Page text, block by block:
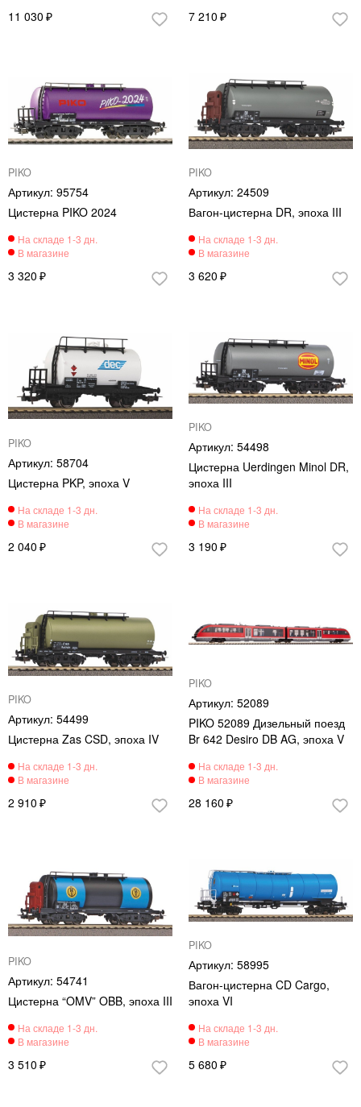
11 030 7 210
PIKO
95754
Цистерна PIKO 2024
3 320
PIKO
24509
Вагон-цистерна DR, эпоха III
3 620
PIKO
58704
Цистерна PKP, эпоха V
2 040
PIKO
54498
Цистерна Uerdingen Minol DR,
эпоха III
3 190
PIKO
54499
Цистерна Zas CSD, эпоха IV
2 910
PIKO
52089
PIKO 52089 Дизельный поезд
Br 642 Desiro DB AG, эпоха V
28 160
PIKO
54741
Цистерна “OMV” OBB, эпоха III
3 510
PIKO
58995
Вагон-цистерна CD Cargo,
эпоха VI
5 680